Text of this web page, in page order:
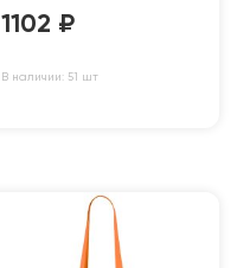
1102 ₽
В наличии: 51 шт